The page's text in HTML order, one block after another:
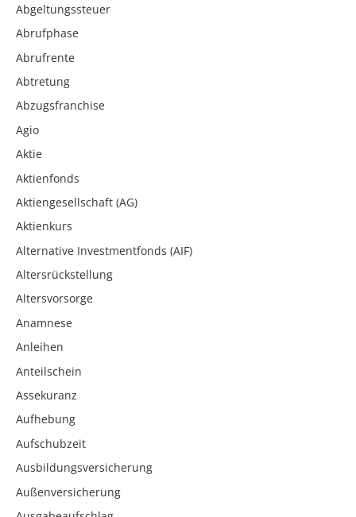
Abgeltungssteuer
Abrufphase
Abrufrente
Abtretung
Abzugsfranchise
Agio
Aktie
Aktienfonds
Aktiengesellschaft (AG)
Aktienkurs
Alternative Investmentfonds (AIF)
Altersrückstellung
Altersvorsorge
Anamnese
Anleihen
Anteilschein
Assekuranz
Aufhebung
Aufschubzeit
Ausbildungsversicherung
Außenversicherung